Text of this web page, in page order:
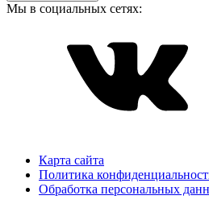
Мы в социальных сетях:
Карта сайта
Политика
Обработка персональных